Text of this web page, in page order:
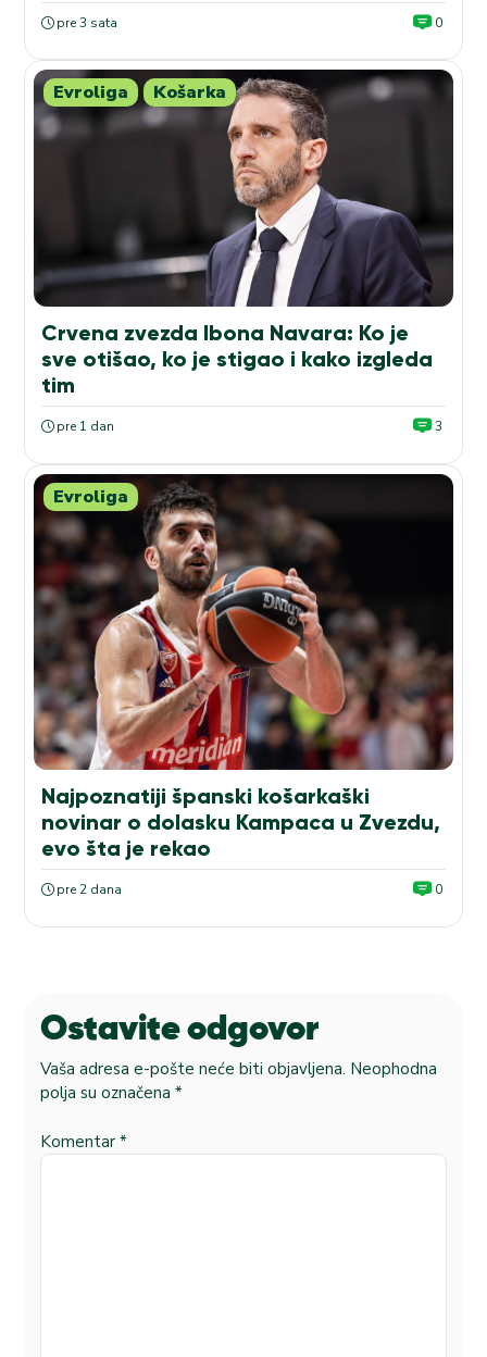
pre 3 sata 0
Evroliga Košarka
Crvena zvezda Ibona Navara: Ko je
sve otišao, ko je stigao i kako izgleda
tim
pre 1 dan 3
Evroliga
Najpoznatiji španski košarkaški
novinar o dolasku Kampaca u Zvezdu,
evo šta je rekao
pre 2 dana 0
Ostavite odgovor
Vaša adresa e-pošte neće biti objavljena. Neophodna
polja su označena *
Komentar *